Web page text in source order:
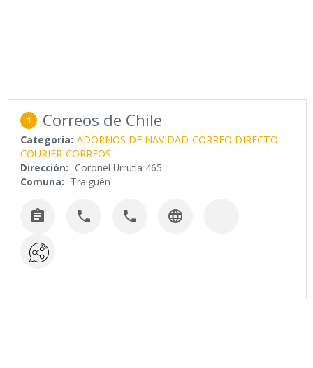
1 Correos de Chile
Categoría: ADORNOS DE NAVIDAD CORREO DIRECTO
COURIER CORREOS
Dirección: Coronel Urrutia 465
Comuna: Traiguén
   